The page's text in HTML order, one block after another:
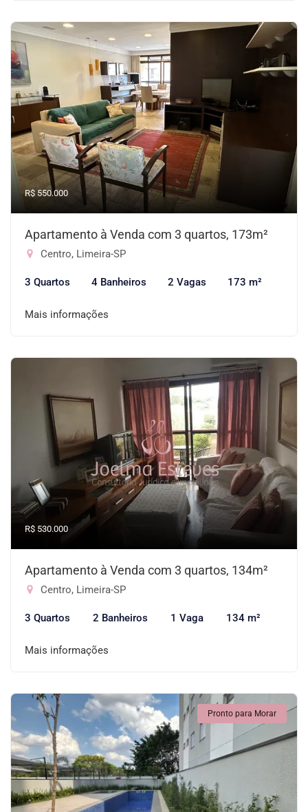
R$ 550.000
Apartamento à Venda com 3 quartos, 173m²
Centro, Limeira-SP
3 Quartos 4 Banheiros 2 Vagas 173 m²
Mais informações
R$ 530.000
Apartamento à Venda com 3 quartos, 134m²
Centro, Limeira-SP
3 Quartos 2 Banheiros 1 Vaga 134 m²
Mais informações
Pronto para Morar